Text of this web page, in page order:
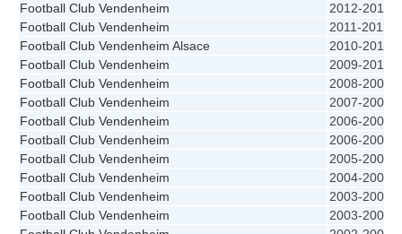
Football Club Vendenheim
2012-2013
Football Club Vendenheim
2011-2012
Football Club Vendenheim Alsace
2010-2011
Football Club Vendenheim
2009-2010
Football Club Vendenheim
2008-2009
Football Club Vendenheim
2007-2008
Football Club Vendenheim
2006-2007
Football Club Vendenheim
2006-2007
Football Club Vendenheim
2005-2006
Football Club Vendenheim
2004-2005
Football Club Vendenheim
2003-2004
Football Club Vendenheim
2003-2004